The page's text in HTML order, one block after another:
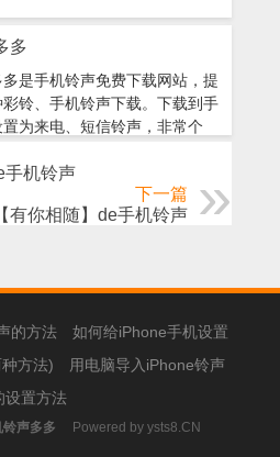
多
是手机铃声免费下载网站，提
铃、手机铃声下载。下载到手
为来电、短信铃声，非常个
手机铃声
下一篇
【有你相随】de手机铃声
的方法
如何给iPhone手机设置
方法)
用电脑导入iPhone铃声
设置方法
铃声多多 Powered by ysts8.CN